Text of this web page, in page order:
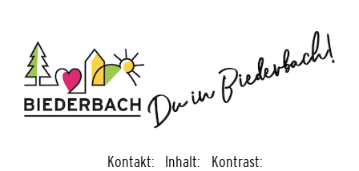
Kontakt: Inhalt: Kontrast: